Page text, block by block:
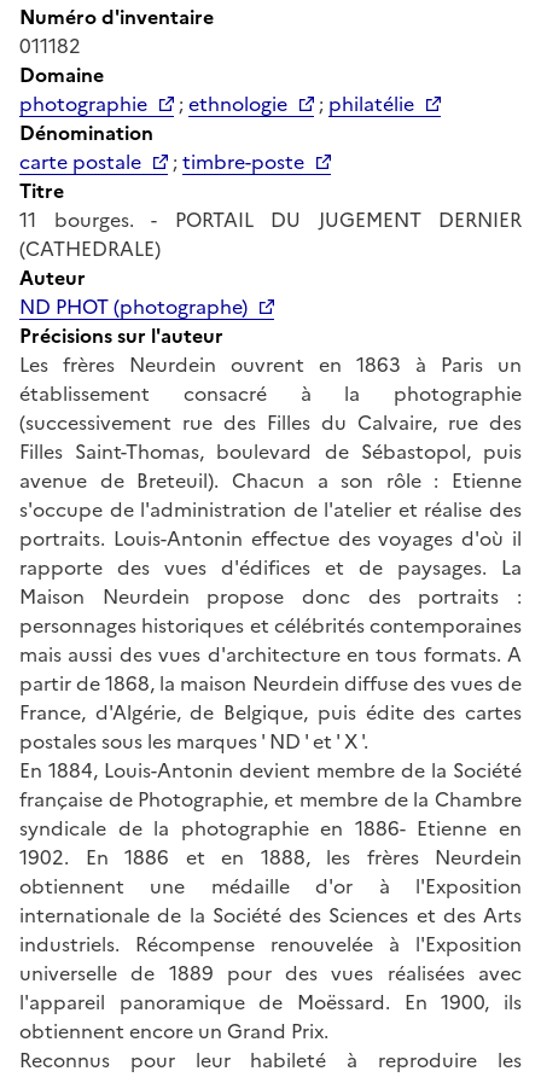
Numéro d'inventaire
011182
Domaine
photographie
;ethnologie ; philatélie
Dénomination
carte postale
;timbre-poste
Titre
11 bourges. - PORTAIL DU JUGEMENT DERNIER
(CATHEDRALE)
Auteur
ND PHOT (photographe)
Précisions sur l'auteur
Les frères Neurdein ouvrent en 1863 à Paris un
établissement consacré à la photographie
(successivement rue des Filles du Calvaire, rue des
Filles Saint-Thomas, boulevard de Sébastopol, puis
avenue de Breteuil). Chacun a son rôle : Etienne
s'occupe de l'administration de l'atelier et réalise des
portraits. Louis-Antonin effectue des voyages d'où il
rapporte des vues d'édifices et de paysages. La
Maison Neurdein propose donc des portraits :
personnages historiques et célébrités contemporaines
mais aussi des vues d'architecture en tous formats. A
partir de 1868, la maison Neurdein diffuse des vues de
France, d'Algérie, de Belgique, puis édite des cartes
postales sous les marques ' ND ' et ' X '.
En 1884, Louis-Antonin devient membre de la Société
française de Photographie, et membre de la Chambre
syndicale de la photographie en 1886- Etienne en
1902. En 1886 et en 1888, les frères Neurdein
obtiennent une médaille d'or à l'Exposition
internationale de la Société des Sciences et des Arts
industriels. Récompense renouvelée à l'Exposition
universelle de 1889 pour des vues réalisées avec
l'appareil panoramique de Moëssard. En 1900, ils
obtiennent encore un Grand Prix.
Reconnus pour leur habileté à reproduire les